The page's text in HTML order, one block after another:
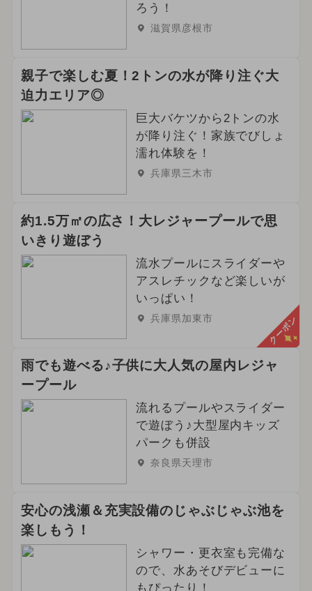
ろう！
滋賀県彦根市
親子で楽しむ夏！2トンの水が降り注ぐ大
迫力エリア◎
巨大バケツから2トンの水
が降り注ぐ！家族でびしょ
濡れ体験を！
兵庫県三木市
約1.5万㎡の広さ！大レジャープールで思
いきり遊ぼう
流水プールにスライダーや
アスレチックなど楽しいが
いっぱい！
兵庫県加東市 クーポン
雨でも遊べる♪子供に大人気の屋内レジャ
ープール
流れるプールやスライダー
で遊ぼう♪大型屋内キッズ
パークも併設
奈良県天理市
安心の浅瀬＆充実設備のじゃぶじゃぶ池を
楽しもう！
シャワー・更衣室も完備な
ので、水あそびデビューに
もぴったり！